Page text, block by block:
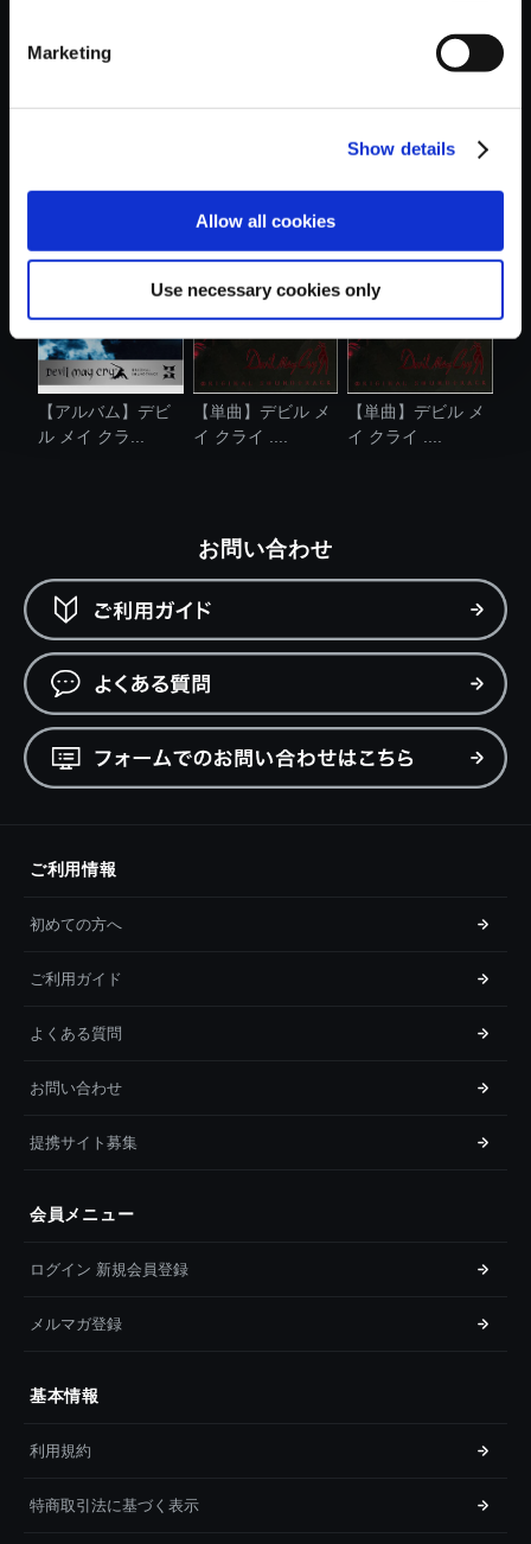
Marketing
Show details
Allow all cookies
Use necessary cookies only
【アルバム】デビ
ル メイ クラ...
【単曲】デビル メ
イ クライ ....
【単曲】デビル メ
イ クライ ....
お問い合わせ
ご利用情報
初めての方へ
ご利用ガイド
よくある質問
お問い合わせ
提携サイト募集
会員メニュー
ログイン 新規会員登録
メルマガ登録
基本情報
利用規約
特商取引法に基づく表示